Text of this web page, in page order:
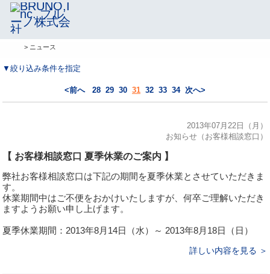
> ニュース
▼絞り込み条件を指定
<前へ 28 29 30 31 32 33 34 次へ>
2013年07月22日（月）
お知らせ（お客様相談窓口）
【 お客様相談窓口 夏季休業のご案内 】
弊社お客様相談窓口は下記の期間を夏季休業とさせていただきま
す。
休業期間中はご不便をおかけいたしますが、何卒ご理解いただき
ますようお願い申し上げます。
夏季休業期間：2013年8月14日（水）～ 2013年8月18日（日）
詳しい内容を見る ＞